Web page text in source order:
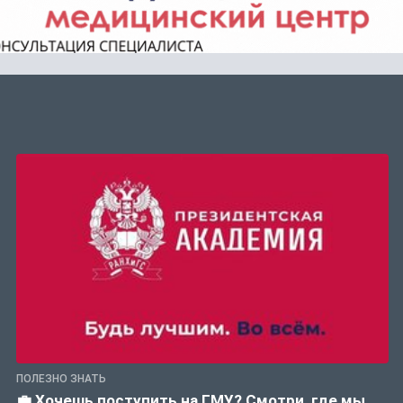
ПОЛЕЗНО ЗНАТЬ